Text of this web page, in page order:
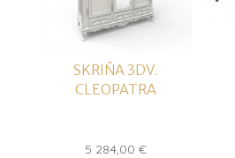
SKRIŇA 3DV.
CLEOPATRA
5 284,00 €